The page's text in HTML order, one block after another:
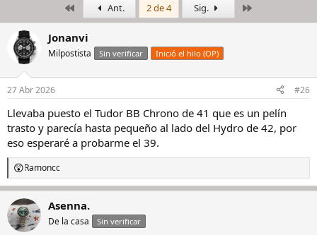
c
i
a
d
o
r
d
e
h
i
l
o
c
h
a
e
i
c
o
PrimeroAnt. 2 de 4 Sig.
Jonanvi
Milpostista Sin verificar Inició el hilo (OP)
27 Abr 2026 #26
Llevaba puesto el Tudor BB Chrono de 41 que es un pelín
trasto y parecía hasta pequeño al lado del Hydro de 42, por
eso esperaré a probarme el 39.
R
e
a
c
c
i
Ramoncc
Asenna.
De la casa Sin verificar